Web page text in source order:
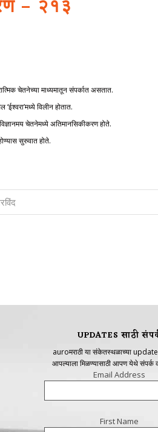
– २१३
चेतनेच्या माध्यमातून संपर्कात असतात.
विलीन होतात.
चेतनेमध्ये अतिमानसिकीकरण होते.
सुरुवात होते.
UPDATES साठी
auroमराठी या संकेतस्थळाच्या
आपल्याला मिळण्यासाठी आपण येथे
Email Address
First Name